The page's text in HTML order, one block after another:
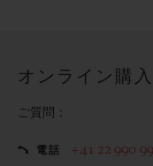
オンライン購
ご質問：
電話 +41 22 990